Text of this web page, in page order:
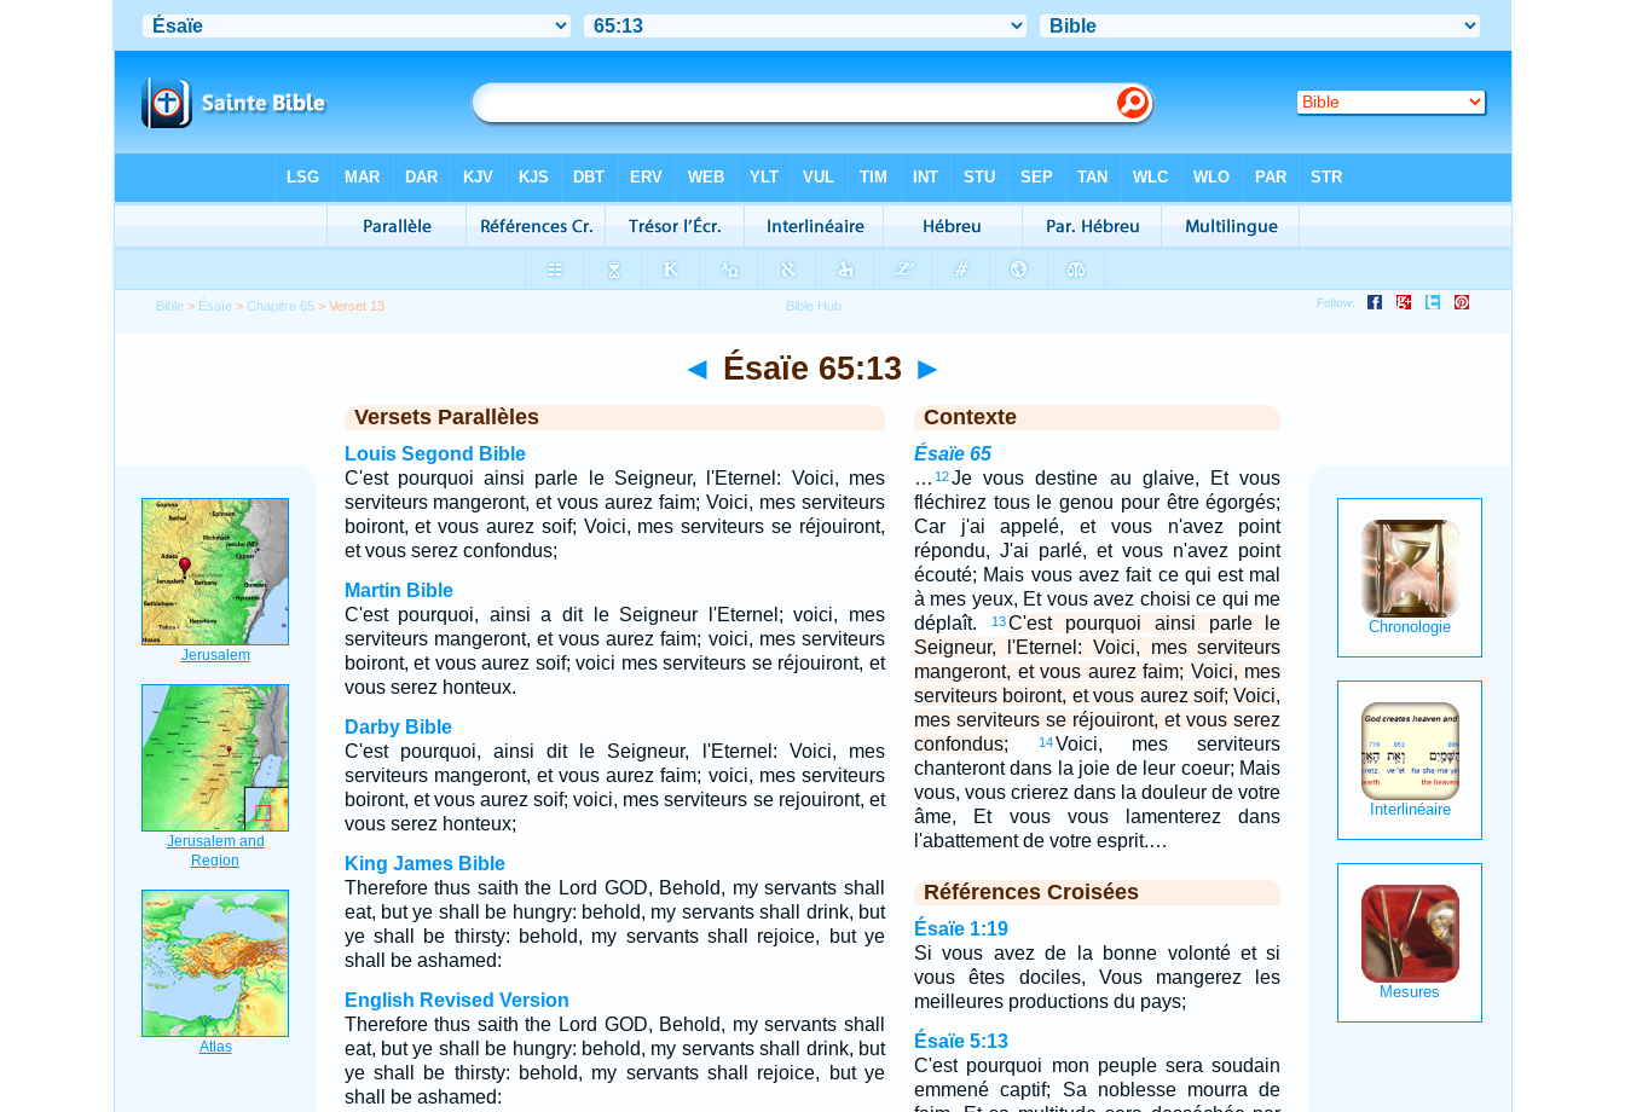
Bible > Ésaïe >Chapitre 65 > Verset 13
◄ Ésaïe 65:13 ►
Versets Parallèles
Louis Segond Bible
C'est pourquoi ainsi parle le Seigneur, l'Eternel: Voici, mes
serviteurs mangeront, et vous aurez faim; Voici, mes serviteurs
boiront, et vous aurez soif; Voici, mes serviteurs se réjouiront,
et vous serez confondus;
Martin Bible
C'est pourquoi, ainsi a dit le Seigneur l'Eternel; voici, mes
serviteurs mangeront, et vous aurez faim; voici, mes serviteurs
boiront, et vous aurez soif; voici mes serviteurs se réjouiront, et
vous serez honteux.
Darby Bible
C'est pourquoi, ainsi dit le Seigneur, l'Eternel: Voici, mes
serviteurs mangeront, et vous aurez faim; voici, mes serviteurs
boiront, et vous aurez soif; voici, mes serviteurs se rejouiront, et
vous serez honteux;
King James Bible
Therefore thus saith the Lord GOD, Behold, my servants shall
eat, but ye shall be hungry: behold, my servants shall drink, but
ye shall be thirsty: behold, my servants shall rejoice, but ye
shall be ashamed:
English Revised Version
Therefore thus saith the Lord GOD, Behold, my servants shall
eat, but ye shall be hungry: behold, my servants shall drink, but
ye shall be thirsty: behold, my servants shall rejoice, but ye
shall be ashamed:
Contexte
Ésaïe 65
… 12Je vous destine au glaive, Et vous
fléchirez tous le genou pour être égorgés;
Car j'ai appelé, et vous n'avez point
répondu, J'ai parlé, et vous n'avez point
écouté; Mais vous avez fait ce qui est mal
à mes yeux, Et vous avez choisi ce qui me
déplaît.
13C'est pourquoi ainsi parle le
Seigneur, l'Eternel: Voici, mes serviteurs
mangeront, et vous aurez faim; Voici, mes
serviteurs boiront, et vous aurez soif; Voici,
mes serviteurs se réjouiront, et vous serez
confondus;
14Voici, mes serviteurs
chanteront dans la joie de leur coeur; Mais
vous, vous crierez dans la douleur de votre
âme, Et vous vous lamenterez dans
l'abattement de votre esprit.…
Références Croisées
Ésaïe 1:19
Si vous avez de la bonne volonté et si
vous êtes dociles, Vous mangerez les
meilleures productions du pays;
Ésaïe 5:13
C'est pourquoi mon peuple sera soudain
emmené captif; Sa noblesse mourra de